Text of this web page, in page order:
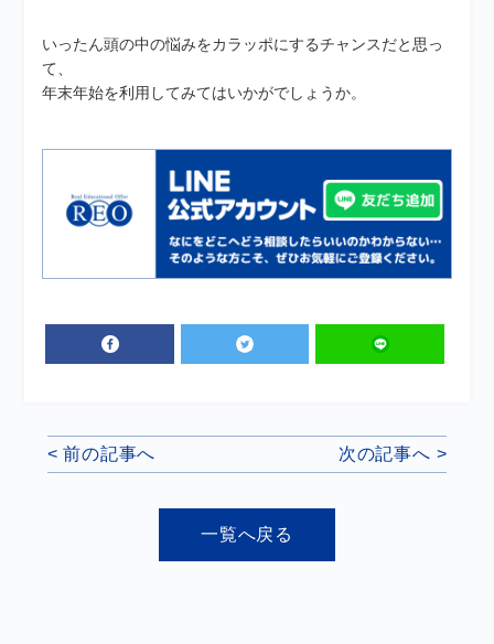
いったん頭の中の悩みをカラッポにするチャンスだと思っ
て、
年末年始を利用してみてはいかがでしょうか。
< 前の記事へ 次の記事へ >
一覧へ戻る